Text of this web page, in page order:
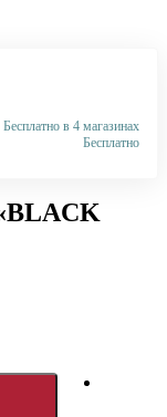
Бесплатно в 4 магазинах
Бесплатно